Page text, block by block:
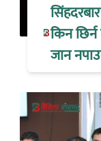
किन
जान